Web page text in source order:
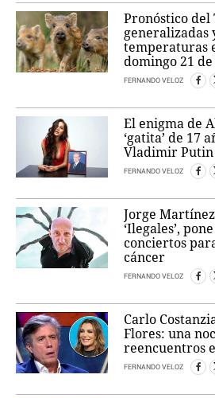
Pronóstico
generalizadas
temperaturas
domingo 21
FERNANDO VELOZ
El enigma de
‘gatita’ de 17
Vladimir Putin
FERNANDO VELOZ
Jorge
‘Ilegales’,
conciertos
cáncer
FERNANDO VELOZ
Carlo
Flores: una
reencuentros
FERNANDO VELOZ